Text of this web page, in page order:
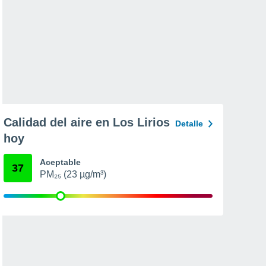
Calidad del aire en Los Lirios
hoy
Detalle
37 Aceptable
PM₂₅ (23 µg/m³)